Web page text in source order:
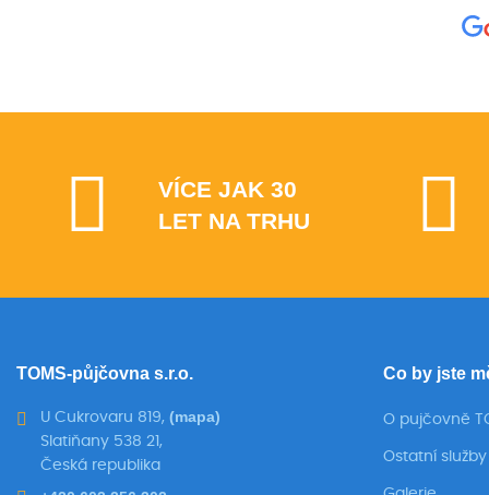
VÍCE JAK 30
LET NA TRHU
TOMS-půjčovna s.r.o.
U Cukrovaru 819, (mapa)
Slatiňany 538 21,
Česká republika
Co by jste
O pujčovně
Ostatní služby